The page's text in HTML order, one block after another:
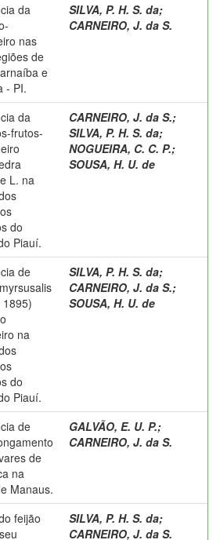
da
nas
de
e
- PI.
SILVA, P. H. S. da;
CARNEIRO, J. da S.
da
frutos-
L. na
do
Piauí.
CARNEIRO, J. da S.;
SILVA, P. H. S. da;
NOGUEIRA, C. C. P.;
SOUSA, H. U. de
de
1895)
na
do
Piauí.
SILVA, P. H. S. da;
CARNEIRO, J. da S.;
SOUSA, H. U. de
de
de
na
Manaus.
GALVÃO, E. U. P.;
CARNEIRO, J. da S.
feijão
SILVA, P. H. S. da;
CARNEIRO, J. da S.